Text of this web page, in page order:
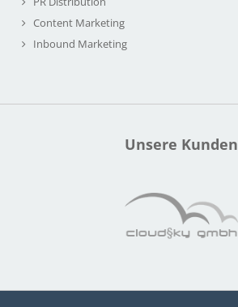
Content Marketing
Inbound Marketing
Unsere Kunden